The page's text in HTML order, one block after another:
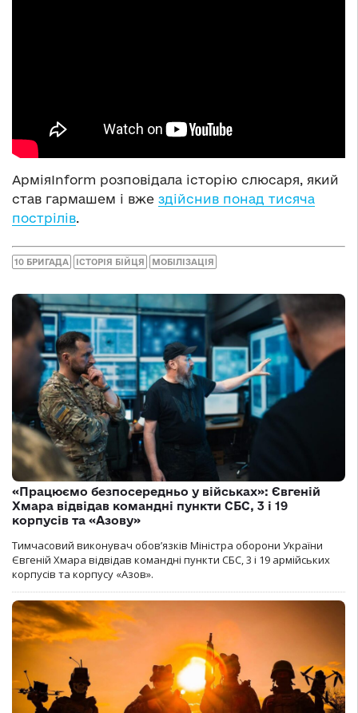
АрміяInform розповідала історію слюсаря, який
став гармашем і вже здійснив понад тисяча
пострілів.
10 БРИГАДА ІСТОРІЯ БІЙЦЯ МОБІЛІЗАЦІЯ
«Працюємо безпосередньо у військах»: Євгеній
Хмара відвідав командні пункти СБС, 3 і 19
корпусів та «Азову»
Тимчасовий виконувач обов’язків Міністра оборони України
Євгеній Хмара відвідав командні пункти СБС, 3 і 19 армійських
корпусів та корпусу «Азов».